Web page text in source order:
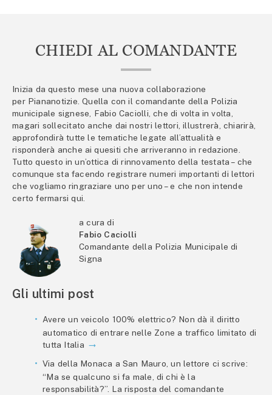
CHIEDI AL COMANDANTE
Inizia da questo mese una nuova collaborazione
per Piananotizie. Quella con il comandante della Polizia
municipale signese, Fabio Caciolli, che di volta in volta,
magari sollecitato anche dai nostri lettori, illustrerà, chiarirà,
approfondirà tutte le tematiche legate all’attualità e
risponderà anche ai quesiti che arriveranno in redazione.
Tutto questo in un’ottica di rinnovamento della testata – che
comunque sta facendo registrare numeri importanti di lettori
che vogliamo ringraziare uno per uno – e che non intende
certo fermarsi qui.
a cura di
Fabio Caciolli
Comandante della Polizia Municipale di
Signa
Gli ultimi post
Avere un veicolo 100% elettrico? Non dà il diritto
automatico di entrare nelle Zone a traffico limitato di
tutta Italia
Via della Monaca a San Mauro, un lettore ci scrive:
“Ma se qualcuno si fa male, di chi è la
responsabilità?”. La risposta del comandante